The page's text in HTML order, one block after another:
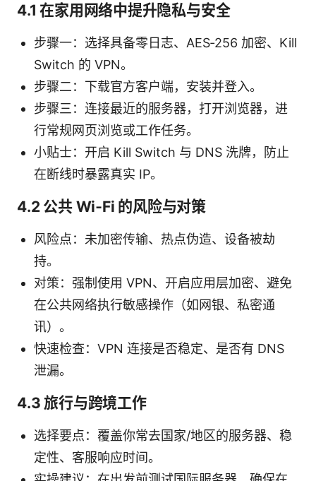
4.1 在家用网络中提升隐私与安全
步骤一：选择具备零日志、AES‑256 加密、Kill
Switch 的 VPN。
步骤二：下载官方客户端，安装并登入。
步骤三：连接最近的服务器，打开浏览器，进
行常规网页浏览或工作任务。
小贴士：开启 Kill Switch 与 DNS 洗牌，防止
在断线时暴露真实 IP。
4.2 公共 Wi‑Fi 的风险与对策
风险点：未加密传输、热点伪造、设备被劫
持。
对策：强制使用 VPN、开启应用层加密、避免
在公共网络执行敏感操作（如网银、私密通
讯）。
快速检查：VPN 连接是否稳定、是否有 DNS
泄漏。
4.3 旅行与跨境工作
选择要点：覆盖你常去国家/地区的服务器、稳
定性、客服响应时间。